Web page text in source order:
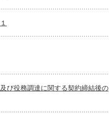
び役務調達に関する契約締結後の